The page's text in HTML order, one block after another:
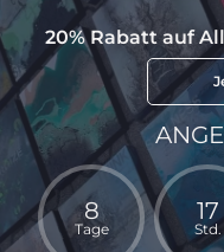
20% Rabatt auf
8
Tage
17
Std.